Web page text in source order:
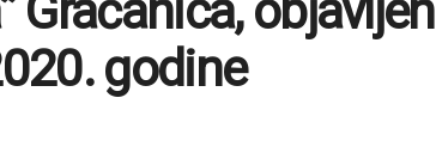
godine